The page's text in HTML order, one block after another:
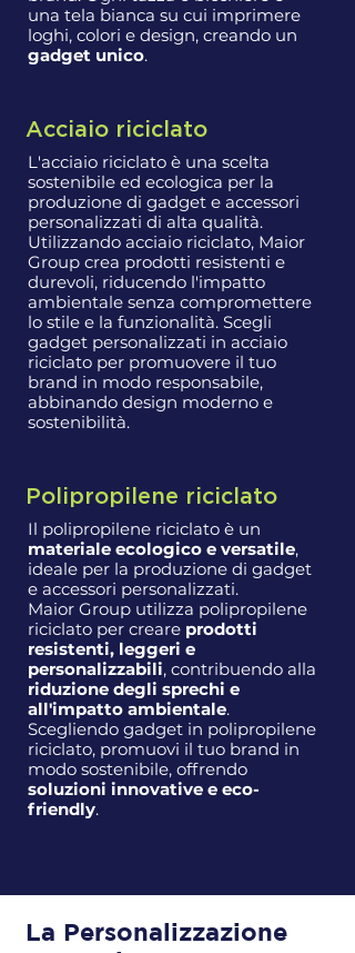
una tela bianca su cui imprimere
loghi, colori e design, creando un
gadget unico.
Acciaio riciclato
L'acciaio riciclato è una scelta
sostenibile ed ecologica per la
produzione di gadget e accessori
personalizzati di alta qualità.
Utilizzando acciaio riciclato, Maior
Group crea prodotti resistenti e
durevoli, riducendo l'impatto
ambientale senza compromettere
lo stile e la funzionalità. Scegli
gadget personalizzati in acciaio
riciclato per promuovere il tuo
brand in modo responsabile,
abbinando design moderno e
sostenibilità.
Polipropilene riciclato
Il polipropilene riciclato è un
materiale ecologico e versatile,
ideale per la produzione di gadget
e accessori personalizzati.
Maior Group utilizza polipropilene
riciclato per creare prodotti
resistenti, leggeri e
personalizzabili, contribuendo alla
riduzione degli sprechi e
all'impatto ambientale.
Scegliendo gadget in polipropilene
riciclato, promuovi il tuo brand in
modo sostenibile, offrendo
soluzioni innovative e eco-
friendly.
La Personalizzazione